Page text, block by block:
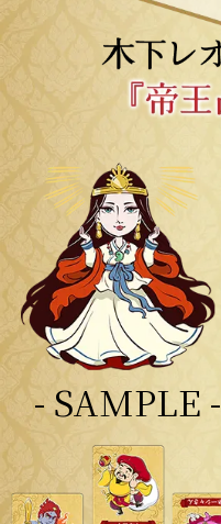
- SAMPLE -